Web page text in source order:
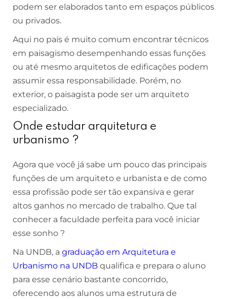
podem ser elaborados tanto em espaços públicos
ou privados.
Aqui no país é muito comum encontrar técnicos
em paisagismo desempenhando essas funções
ou até mesmo arquitetos de edificações podem
assumir essa responsabilidade. Porém, no
exterior, o paisagista pode ser um arquiteto
especializado.
Onde estudar arquitetura e
urbanismo ?
Agora que você já sabe um pouco das principais
funções de um arquiteto e urbanista e de como
essa profissão pode ser tão expansiva e gerar
altos ganhos no mercado de trabalho. Que tal
conhecer a faculdade perfeita para você iniciar
esse sonho ?
Na UNDB, a graduação em Arquitetura e
Urbanismo na UNDB qualifica e prepara o aluno
para esse cenário bastante concorrido,
oferecendo aos alunos uma estrutura de